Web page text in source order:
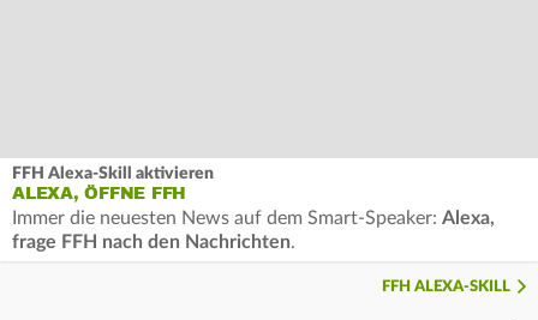
FFH Alexa-Skill aktivieren
ALEXA, ÖFFNE FFH
Immer die neuesten News auf dem Smart-Speaker: Alexa,
frage FFH nach den Nachrichten.
FFH ALEXA-SKILL